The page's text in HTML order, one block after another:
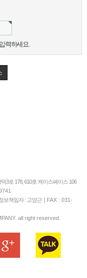
력하세요.
3로 178, 610호 케이스페이스 106
보책임자 : 고양근 | FAX : 031-
all right reserved.